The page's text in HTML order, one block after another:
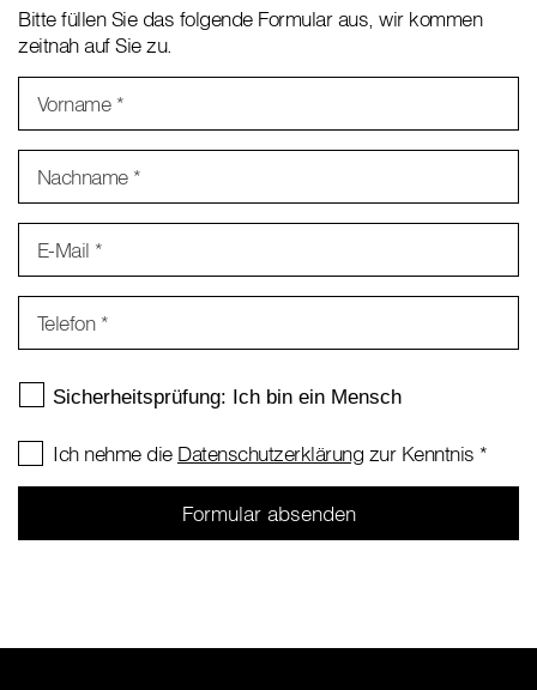
Bitte füllen Sie das folgende Formular aus, wir kommen
zeitnah auf Sie zu.
Vorname *
Nachname *
E-Mail *
Telefon *
Ich nehme die Datenschutzerklärung zur Kenntnis *